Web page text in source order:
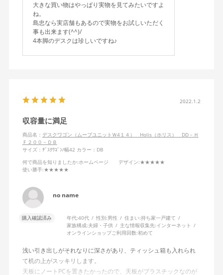
大きな買い物はやっぱり実物を見てみたいですよ
ね。
島忠なら実店舗もあるので実物をお試しいただく
事も出来ます(^^)/
4本脚のデスクは珍しいですね♪
2022.1.2
収容量に満足
商品名： デスクワゴン（ムーブユニットＷ4１４） Holis（ホリス） DD－Ｈ
Ｆ２００－ＤＢ
サイズ：ﾃﾞｽｸﾜｺﾞﾝ/幅42 カラー：DB
何で商品を知りましたか:ホームページ デザイン:★★★★★
使い勝手:★★★★★
no name
購入確認済み 年代:40代 性別:男性 住まい:持ち家一戸建て
家族構成:夫婦・子供 主な情報収集先:インターネット
オンラインショップご利用回数:初めて
浅い引き出しがそれなりに深さがあり、ティッシュ箱も入れられ
て机の上がスッキリします。
天板にノートPCを置きたかったので、天板がプラスチックなのが